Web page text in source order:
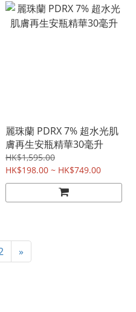
麗珠蘭 PDRX 7% 超水光肌
膚再生安瓶精華30毫升
HK$1,595.00
HK$198.00 ~ HK$749.00
»